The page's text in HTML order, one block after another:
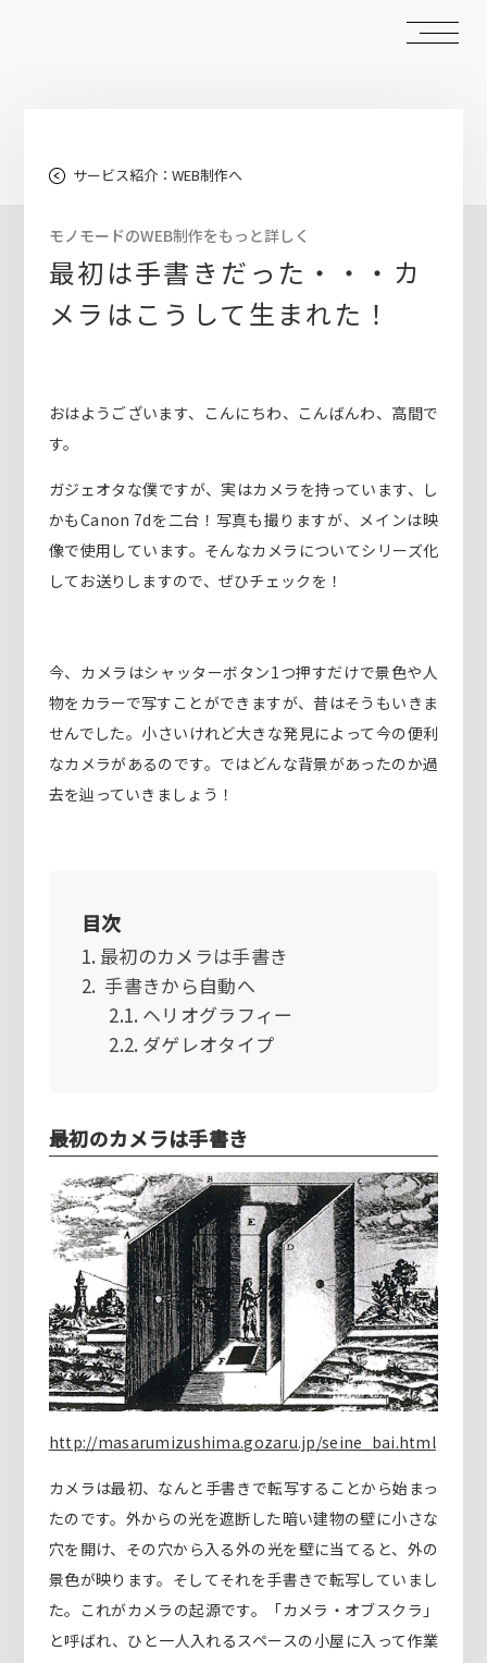
サービス紹介：WEB制作へ
モノモードのWEB制作をもっと詳しく
最初は手書きだった・・・カ
メラはこうして生まれた！
おはようございます、こんにちわ、こんばんわ、高間で
す。
ガジェオタな僕ですが、実はカメラを持っています、し
かもCanon 7dを二台！写真も撮りますが、メインは映
像で使用しています。そんなカメラについてシリーズ化
してお送りしますので、ぜひチェックを！
今、カメラはシャッターボタン1つ押すだけで景色や人
物をカラーで写すことができますが、昔はそうもいきま
せんでした。小さいけれど大きな発見によって今の便利
なカメラがあるのです。ではどんな背景があったのか過
去を辿っていきましょう！
目次
最初のカメラは手書き
手書きから自動へ
ヘリオグラフィー
ダゲレオタイプ
最初のカメラは手書き
http://masarumizushima.gozaru.jp/seine_bai.html
カメラは最初、なんと手書きで転写することから始まっ
たのです。外からの光を遮断した暗い建物の壁に小さな
穴を開け、その穴から入る外の光を壁に当てると、外の
景色が映ります。そしてそれを手書きで転写していまし
た。これがカメラの起源です。「カメラ・オブスクラ」
と呼ばれ、ひと一人入れるスペースの小屋に入って作業